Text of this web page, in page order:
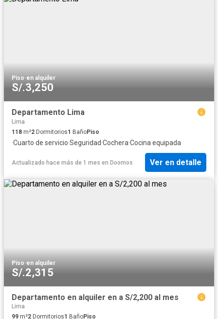
Piso·en alquiler
S/.3,250
Departamento Lima
Lima
118 m²2 Dormitorios1 BañoPiso
·Cuarto de servicio·Seguridad·Cochera·Cocina equipada
Actualizado hace más de 1 mes en Doomos Ver en detalle
Piso·en alquiler
S/.2,315
Departamento en alquiler en a S/2,200 al mes
Lima
99 m²2 Dormitorios1 BañoPiso